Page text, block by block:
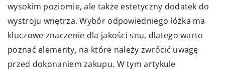
wysokim poziomie, ale także estetyczny dodatek do
wystroju wnętrza. Wybór odpowiedniego łóżka ma
kluczowe znaczenie dla jakości snu, dlatego warto
poznać elementy, na które należy zwrócić uwagę
przed dokonaniem zakupu. W tym artykule